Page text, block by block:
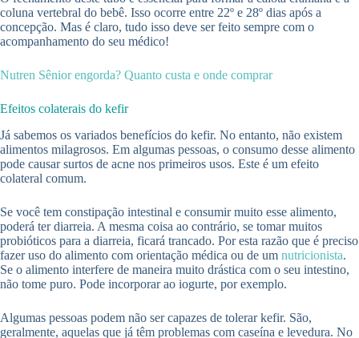
coluna vertebral do bebê. Isso ocorre entre 22º e 28º dias após a
concepção. Mas é claro, tudo isso deve ser feito sempre com o
acompanhamento do seu médico!
Nutren Sênior engorda? Quanto custa e onde comprar
Efeitos colaterais do kefir
Já sabemos os variados benefícios do kefir. No entanto, não existem
alimentos milagrosos. Em algumas pessoas, o consumo desse alimento
pode causar surtos de acne nos primeiros usos. Este é um efeito
colateral comum.
Se você tem constipação intestinal e consumir muito esse alimento,
poderá ter diarreia. A mesma coisa ao contrário, se tomar muitos
probióticos para a diarreia, ficará trancado. Por esta razão que é preciso
fazer uso do alimento com orientação médica ou de um nutricionista.
Se o alimento interfere de maneira muito drástica com o seu intestino,
não tome puro. Pode incorporar ao iogurte, por exemplo.
Algumas pessoas podem não ser capazes de tolerar kefir. São,
geralmente, aquelas que já têm problemas com caseína e levedura. No